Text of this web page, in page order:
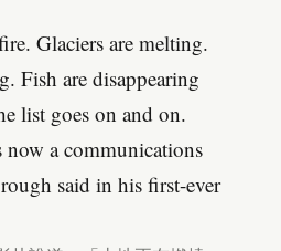
Glaciers are melting.
Fish are disappearing
list goes on and on.
a communications
said in his first-ever